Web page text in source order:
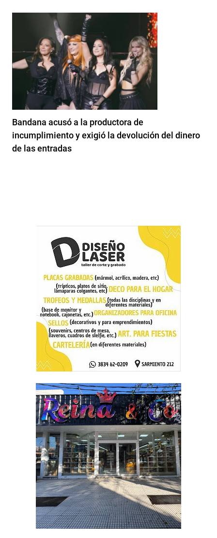
Bandana acusó a la productora de
incumplimiento y exigió la devolución del dinero
de las entradas